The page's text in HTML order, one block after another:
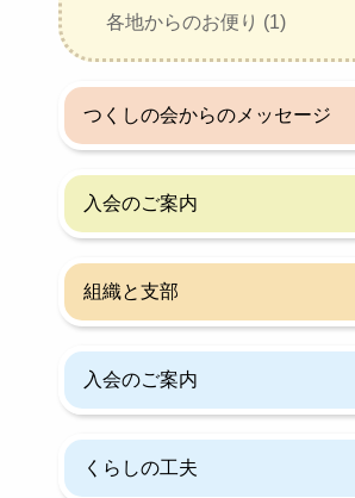
各地からのお便り (1)
つくしの会からのメッセージ
入会のご案内
組織と支部
入会のご案内
くらしの工夫